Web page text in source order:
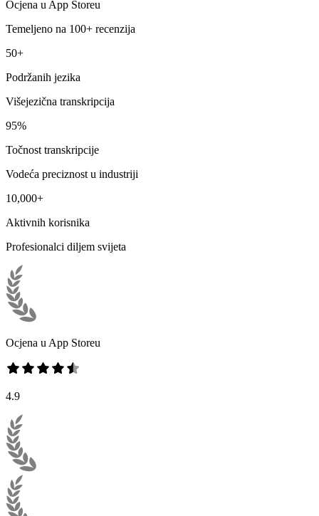
Ocjena u App Storeu
Temeljeno na 100+ recenzija
50+
Podržanih jezika
Višejezična transkripcija
95%
Točnost transkripcije
Vodeća preciznost u industriji
10,000+
Aktivnih korisnika
Profesionalci diljem svijeta
Ocjena u App Storeu
4.9